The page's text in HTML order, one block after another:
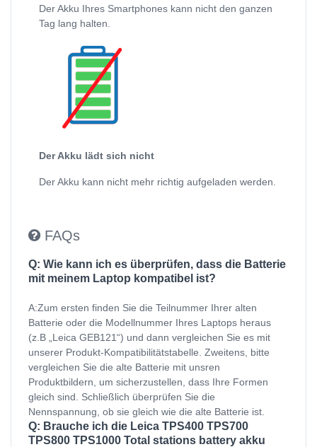
Der Akku Ihres Smartphones kann nicht den ganzen
Tag lang halten.
Der Akku lädt sich nicht
Der Akku kann nicht mehr richtig aufgeladen werden.
FAQs
Q: Wie kann ich es überprüfen, dass die Batterie
mit meinem Laptop kompatibel ist?
A:Zum ersten finden Sie die Teilnummer Ihrer alten
Batterie oder die Modellnummer Ihres Laptops heraus
(z.B „Leica GEB121“) und dann vergleichen Sie es mit
unserer Produkt-Kompatibilitätstabelle. Zweitens, bitte
vergleichen Sie die alte Batterie mit unsren
Produktbildern, um sicherzustellen, dass Ihre Formen
gleich sind. Schließlich überprüfen Sie die
Nennspannung, ob sie gleich wie die alte Batterie ist.
Q: Brauche ich die Leica TPS400 TPS700
TPS800 TPS1000 Total stations battery akku